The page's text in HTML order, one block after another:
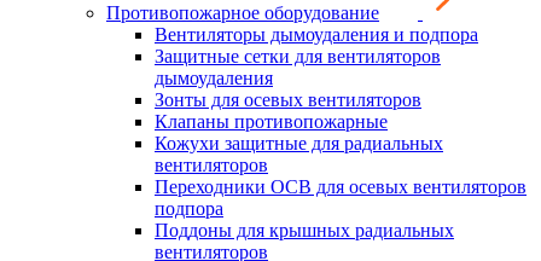
Противопожарное оборудование
Вентиляторы дымоудаления и подпора
Защитные сетки для вентиляторов
дымоудаления
Зонты для осевых вентиляторов
Клапаны противопожарные
Кожухи защитные для радиальных
вентиляторов
Переходники ОСВ для осевых вентиляторов
подпора
Поддоны для крышных радиальных
вентиляторов